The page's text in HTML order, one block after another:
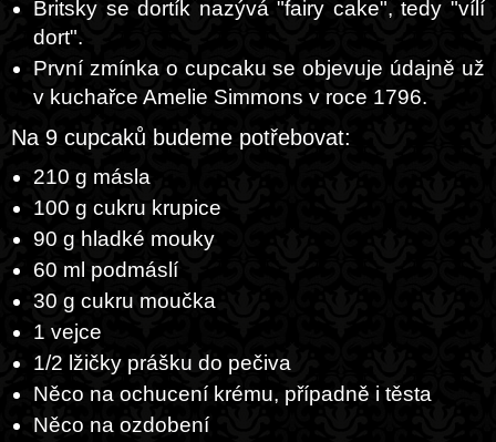
Britsky se dortík nazývá "fairy cake", tedy "vílí
dort".
První zmínka o cupcaku se objevuje údajně už
v kuchařce Amelie Simmons v roce 1796.
Na 9 cupcaků budeme potřebovat:
210 g másla
100 g cukru krupice
90 g hladké mouky
60 ml podmáslí
30 g cukru moučka
1 vejce
1/2 lžičky prášku do pečiva
Něco na ochucení krému, případně i těsta
Něco na ozdobení